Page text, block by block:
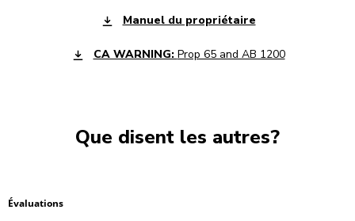
Manuel du propriétaire
CA WARNING: Prop 65 and AB 1200
Que disent les autres?
Évaluations